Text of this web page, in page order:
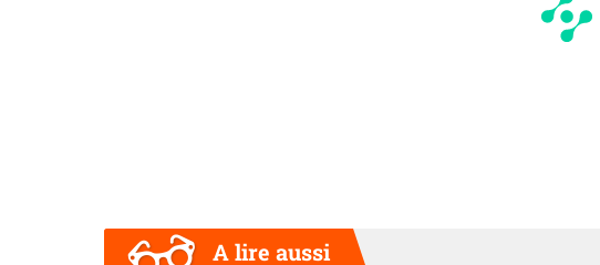
A lire aussi